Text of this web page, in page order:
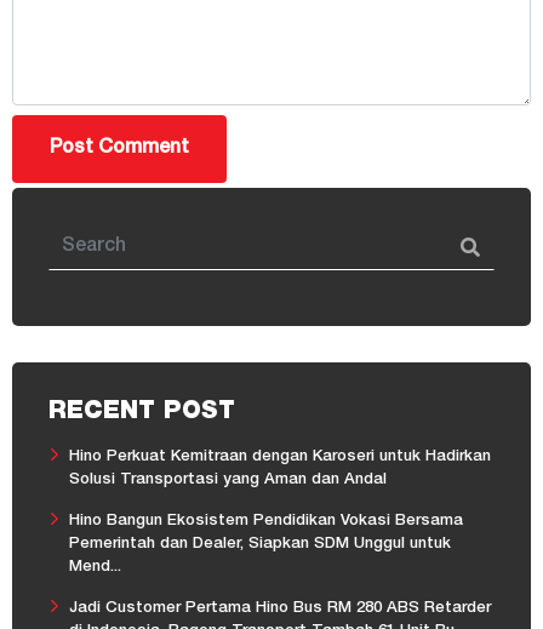
RECENT POST
Hino Perkuat Kemitraan dengan Karoseri untuk Hadirkan
Solusi Transportasi yang Aman dan Andal
Hino Bangun Ekosistem Pendidikan Vokasi Bersama
Pemerintah dan Dealer, Siapkan SDM Unggul untuk
Mend...
Jadi Customer Pertama Hino Bus RM 280 ABS Retarder